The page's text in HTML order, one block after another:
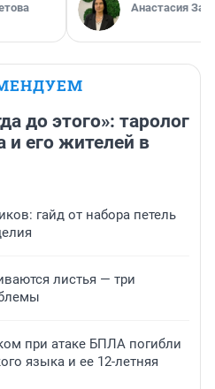
Анастасия
до этого»: таролог
и его жителей в
гайд от набора петель
листья — три
при атаке БПЛА погибли
языка и ее 12-летняя